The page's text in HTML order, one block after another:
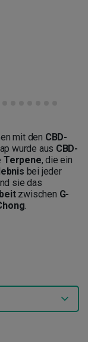
mit den CBD-
wurde aus CBD-
Terpene, die ein
bei jeder
sie das
zwischen G-
.